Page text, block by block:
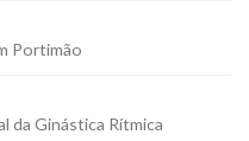
Portimão
da Ginástica Rítmica